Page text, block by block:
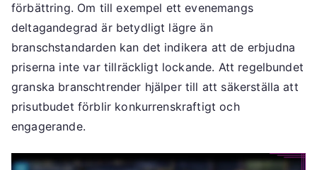
förbättring. Om till exempel ett evenemangs
deltagandegrad är betydligt lägre än
branschstandarden kan det indikera att de erbjudna
priserna inte var tillräckligt lockande. Att regelbundet
granska branschtrender hjälper till att säkerställa att
prisutbudet förblir konkurrenskraftigt och
engagerande.